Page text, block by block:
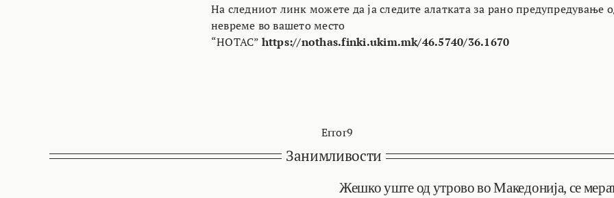
На следниот линк можете да ја следите алатката за рано предупредување
невреме во вашето место
“НОТАС” https://nothas.finki.ukim.mk/46.5740/36.1670
Error9
Занимливости
Жешко уште од утрово во Македонија, се